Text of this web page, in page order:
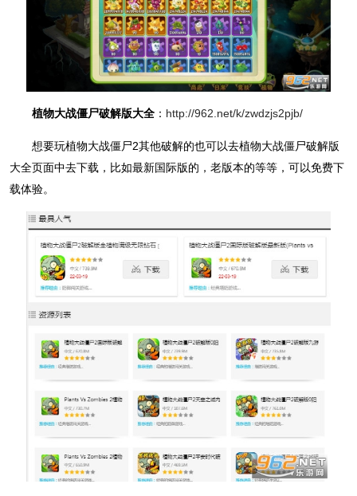
植物大战僵尸破解版大全 ： http://962.net/k/zwdzjs2pjb/
想要玩植物大战僵尸2其他破解的也可以去植物大战僵尸破解版
大全页面中去下载，比如最新国际版的，老版本的等等，可以免费下
载体验。